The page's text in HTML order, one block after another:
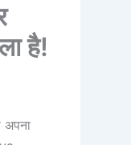
है!
अपना